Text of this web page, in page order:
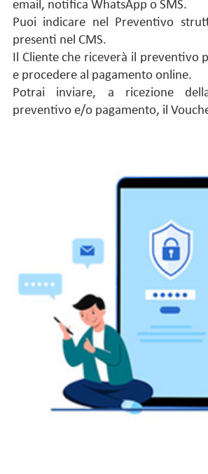
email, notifica WhatsApp o SMS.
Puoi indicare nel Preventivo
presenti nel CMS.
Il Cliente che riceverà il preventivo
e procedere al pagamento online.
Potrai inviare, a ricezione
preventivo e/o pagamento, il